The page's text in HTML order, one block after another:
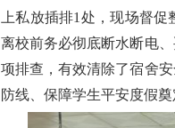
上私放插排1处，现场督促
离校前务必彻底断水断电
项排查，有效清除了宿舍
防线、保障学生平安度假